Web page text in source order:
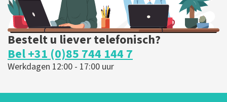
Bestelt u liever telefonisch?
Bel +31 (0)85 744 144 7
Werkdagen 12:00 - 17:00 uur